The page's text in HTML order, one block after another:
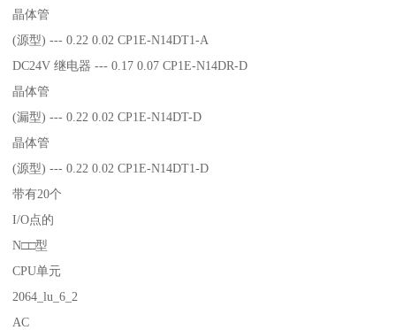
晶体管
(源型) --- 0.22 0.02 CP1E-N14DT1-A
DC24V 继电器 --- 0.17 0.07 CP1E-N14DR-D
晶体管
(漏型) --- 0.22 0.02 CP1E-N14DT-D
晶体管
(源型) --- 0.22 0.02 CP1E-N14DT1-D
带有20个
I/O点的
N□□型
CPU单元
2064_lu_6_2
AC